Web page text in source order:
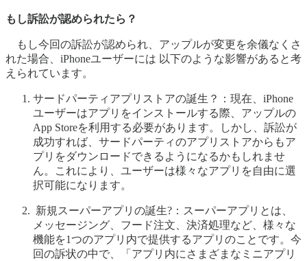
もし訴訟が認められたら？
もし今回の訴訟が認められ、アップルが変更を余儀なくさ
れた場合、iPhoneユーザーには 以下のような影響があると考
えられています。
サードパーティアプリストアの誕生？：現在、iPhone
ユーザーはアプリをインストールする際、アップルの
App Storeを利用する必要があります。しかし、訴訟が
成功すれば、サードパーティのアプリストアからもア
プリをダウンロードできるようになるかもしれませ
ん。これにより、ユーザーは様々なアプリを自由に選
択可能になります。
新規スーパーアプリの誕生?：スーパーアプリとは、
メッセージング、フード注文、決済処理など、様々な
機能を1つのアプリ内で提供するアプリのことです。今
回の訴状の中で、「アプリ内にさまざまなミニアプリ